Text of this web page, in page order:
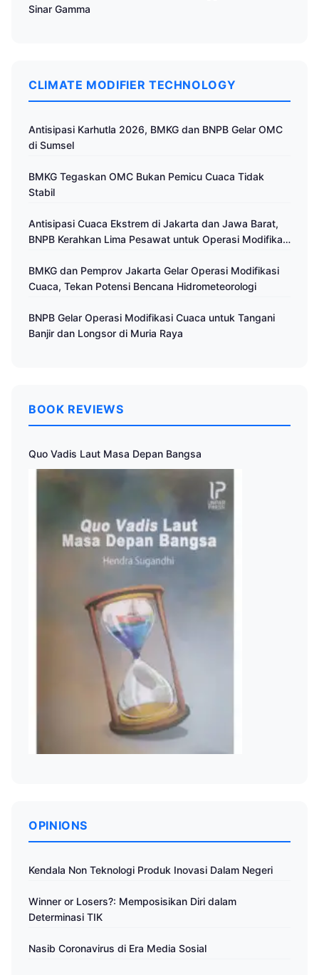
Sinar Gamma
CLIMATE MODIFIER TECHNOLOGY
Antisipasi Karhutla 2026, BMKG dan BNPB Gelar OMC
di Sumsel
BMKG Tegaskan OMC Bukan Pemicu Cuaca Tidak
Stabil
Antisipasi Cuaca Ekstrem di Jakarta dan Jawa Barat,
BNPB Kerahkan Lima Pesawat untuk Operasi Modifikasi
BMKG dan Pemprov Jakarta Gelar Operasi Modifikasi
Cuaca, Tekan Potensi Bencana Hidrometeorologi
BNPB Gelar Operasi Modifikasi Cuaca untuk Tangani
Banjir dan Longsor di Muria Raya
BOOK REVIEWS
Quo Vadis Laut Masa Depan Bangsa
OPINIONS
Kendala Non Teknologi Produk Inovasi Dalam Negeri
Winner or Losers?: Memposisikan Diri dalam
Determinasi TIK
Nasib Coronavirus di Era Media Sosial